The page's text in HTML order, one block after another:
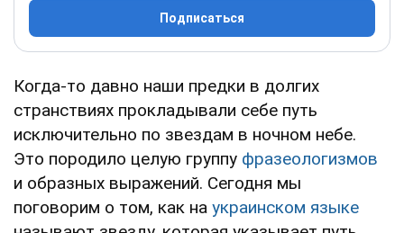
Подписаться
Когда-то давно наши предки в долгих
странствиях прокладывали себе путь
исключительно по звездам в ночном небе.
Это породило целую группу фразеологизмов
и образных выражений. Сегодня мы
поговорим о том, как на украинском языке